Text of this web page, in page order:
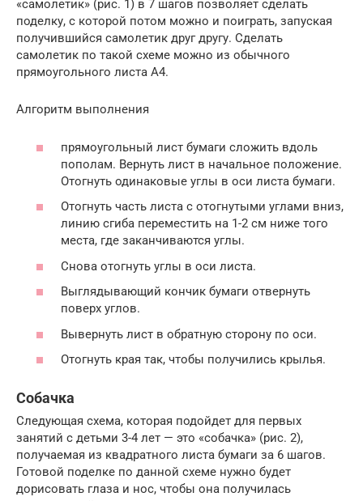
«самолетик» (рис. 1) в 7 шагов позволяет сделать
поделку, с которой потом можно и поиграть, запуская
получившийся самолетик друг другу. Сделать
самолетик по такой схеме можно из обычного
прямоугольного листа А4.
Алгоритм выполнения
прямоугольный лист бумаги сложить вдоль
пополам. Вернуть лист в начальное положение.
Отогнуть одинаковые углы в оси листа бумаги.
Отогнуть часть листа с отогнутыми углами вниз,
линию сгиба переместить на 1-2 см ниже того
места, где заканчиваются углы.
Снова отогнуть углы в оси листа.
Выглядывающий кончик бумаги отвернуть
поверх углов.
Вывернуть лист в обратную сторону по оси.
Отогнуть края так, чтобы получились крылья.
Собачка
Следующая схема, которая подойдет для первых
занятий с детьми 3-4 лет — это «собачка» (рис. 2),
получаемая из квадратного листа бумаги за 6 шагов.
Готовой поделке по данной схеме нужно будет
дорисовать глаза и нос, чтобы она получилась